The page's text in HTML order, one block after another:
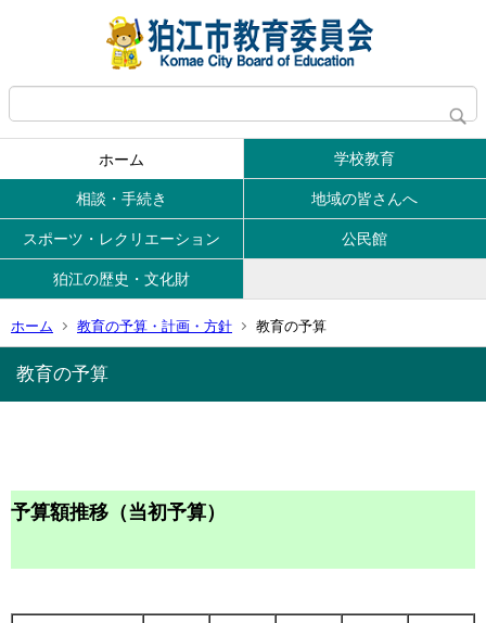
ホーム 学校教育
相談・手続き 地域の皆さんへ
スポーツ・レクリエーション 公民館
狛江の歴史・文化財
ホーム 教育の予算・計画・方針 教育の予算
教育の予算
予算額推移（当初予算）